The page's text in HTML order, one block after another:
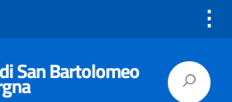
⋮
San Bartolomeo